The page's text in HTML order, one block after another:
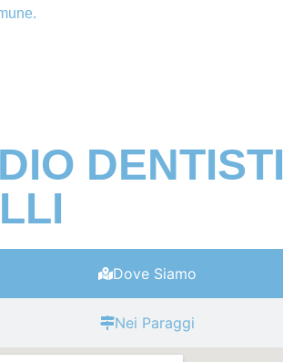
Dove Siamo
Nei Paraggi